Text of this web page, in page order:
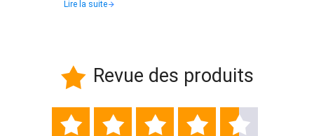
Lire la suite
 Revue des produits
    